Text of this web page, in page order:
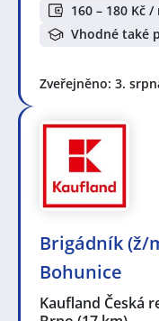
160 – 180 Kč /
Vhodné také
Zveřejněno: 3.
Brigádník (ž/
Bohunice
Kaufland Česká